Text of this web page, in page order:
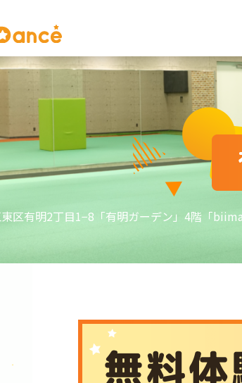
区有明2丁目1−8「有明ガーデン」4階 「